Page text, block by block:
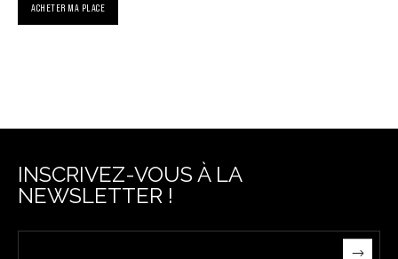
ACHETER MA PLACE
INSCRIVEZ-VOUS À LA
NEWSLETTER !